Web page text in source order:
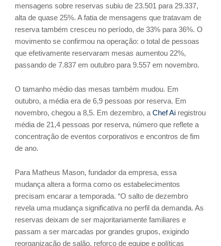
mensagens sobre reservas subiu de 23.501 para 29.337,
alta de quase 25%. A fatia de mensagens que tratavam de
reserva também cresceu no período, de 33% para 36%. O
movimento se confirmou na operação: o total de pessoas
que efetivamente reservaram mesas aumentou 22%,
passando de 7.837 em outubro para 9.557 em novembro.
O tamanho médio das mesas também mudou. Em
outubro, a média era de 6,9 pessoas por reserva. Em
novembro, chegou a 8,5. Em dezembro, a Chef Ai registrou
média de 21,4 pessoas por reserva, número que reflete a
concentração de eventos corporativos e encontros de fim
de ano.
Para Matheus Mason, fundador da empresa, essa
mudança altera a forma como os estabelecimentos
precisam encarar a temporada. “O salto de dezembro
revela uma mudança significativa no perfil da demanda. As
reservas deixam de ser majoritariamente familiares e
passam a ser marcadas por grandes grupos, exigindo
reorganização de salão, reforço de equipe e políticas